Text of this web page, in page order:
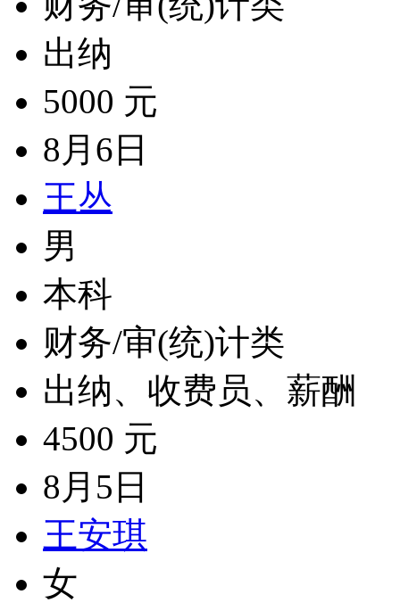
出纳
5000 元
8月6日
王丛
男
本科
财务/审(统)计类
出纳、收费员、薪酬
4500 元
8月5日
王安琪
女